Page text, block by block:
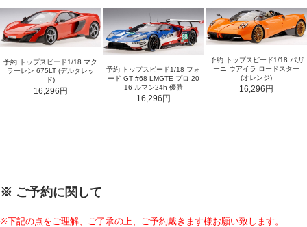
予約 トップスピード1/18 マク
ラーレン 675LT (デルタレッ
ド)
16,296円
予約 トップスピード1/18 フォ
ード GT #68 LMGTE プロ 20
16 ルマン24h 優勝
16,296円
予約 トップスピード1/18 パガ
ーニ ウアイラ ロードスター
(オレンジ)
16,296円
※ ご予約に関して
※下記の点をご理解、ご了承の上、ご予約戴きます様お願い致します。